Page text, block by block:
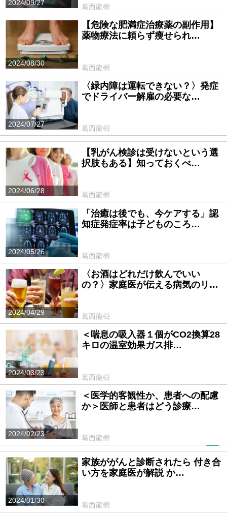
2024/09/27
葛西龍樹
2024/08/30
【危険な肥満症治療薬の副作用】
薬物療法に頼らず瘦せられ…
葛西龍樹
2024/07/27
〈緑内障は運転できない？〉発症
でドライバー解雇の必要な…
葛西龍樹
2024/06/28
【乳がん検診は受けないという選
択肢もある】知っておくべ…
葛西龍樹
2024/05/26
「治癒は後でも、今ケアする」認
知症発症率は子どものころ…
葛西龍樹
2024/04/29
〈お酒はどれだけ飲んでいい
の？〉家庭医が伝える病気のリ…
葛西龍樹
2024/03/23
＜喘息の吸入器１個がCO2換算28
キロの温室効果ガス排…
葛西龍樹
2024/02/23
＜医学的客観性か、患者への配慮
か＞医師と患者はどう診療…
葛西龍樹
2024/01/30
家族ががんと診断されたら 付き合
い方を家庭医が解説 か…
葛西龍樹